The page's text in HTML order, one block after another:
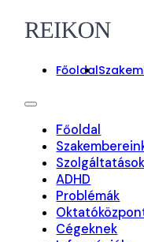
Főoldal
Főoldal
Szolgáltatások
ADHD
Problémák
Cégeknek